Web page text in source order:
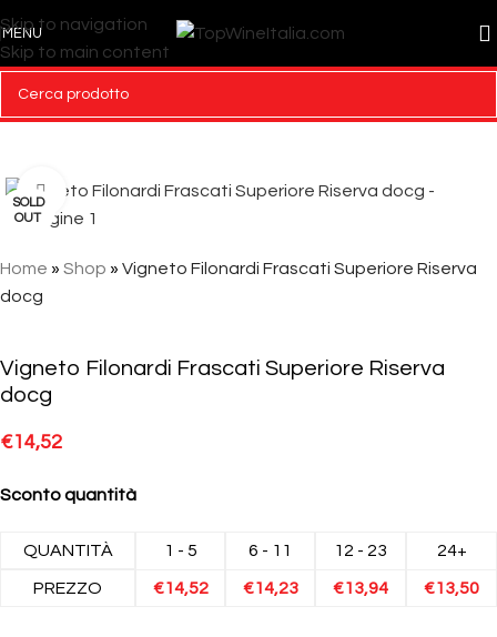
Skip to navigation
Skip to main content
MENU
SOLD
OUT
Click to enlarge
Home » Shop » Vigneto Filonardi Frascati Superiore Riserva
docg
Vigneto Filonardi Frascati Superiore Riserva
docg
€14,52
Sconto quantità
QUANTITÀ 1 - 5 6 - 11 12 - 23 24+
PREZZO €14,52 €14,23 €13,94 €13,50